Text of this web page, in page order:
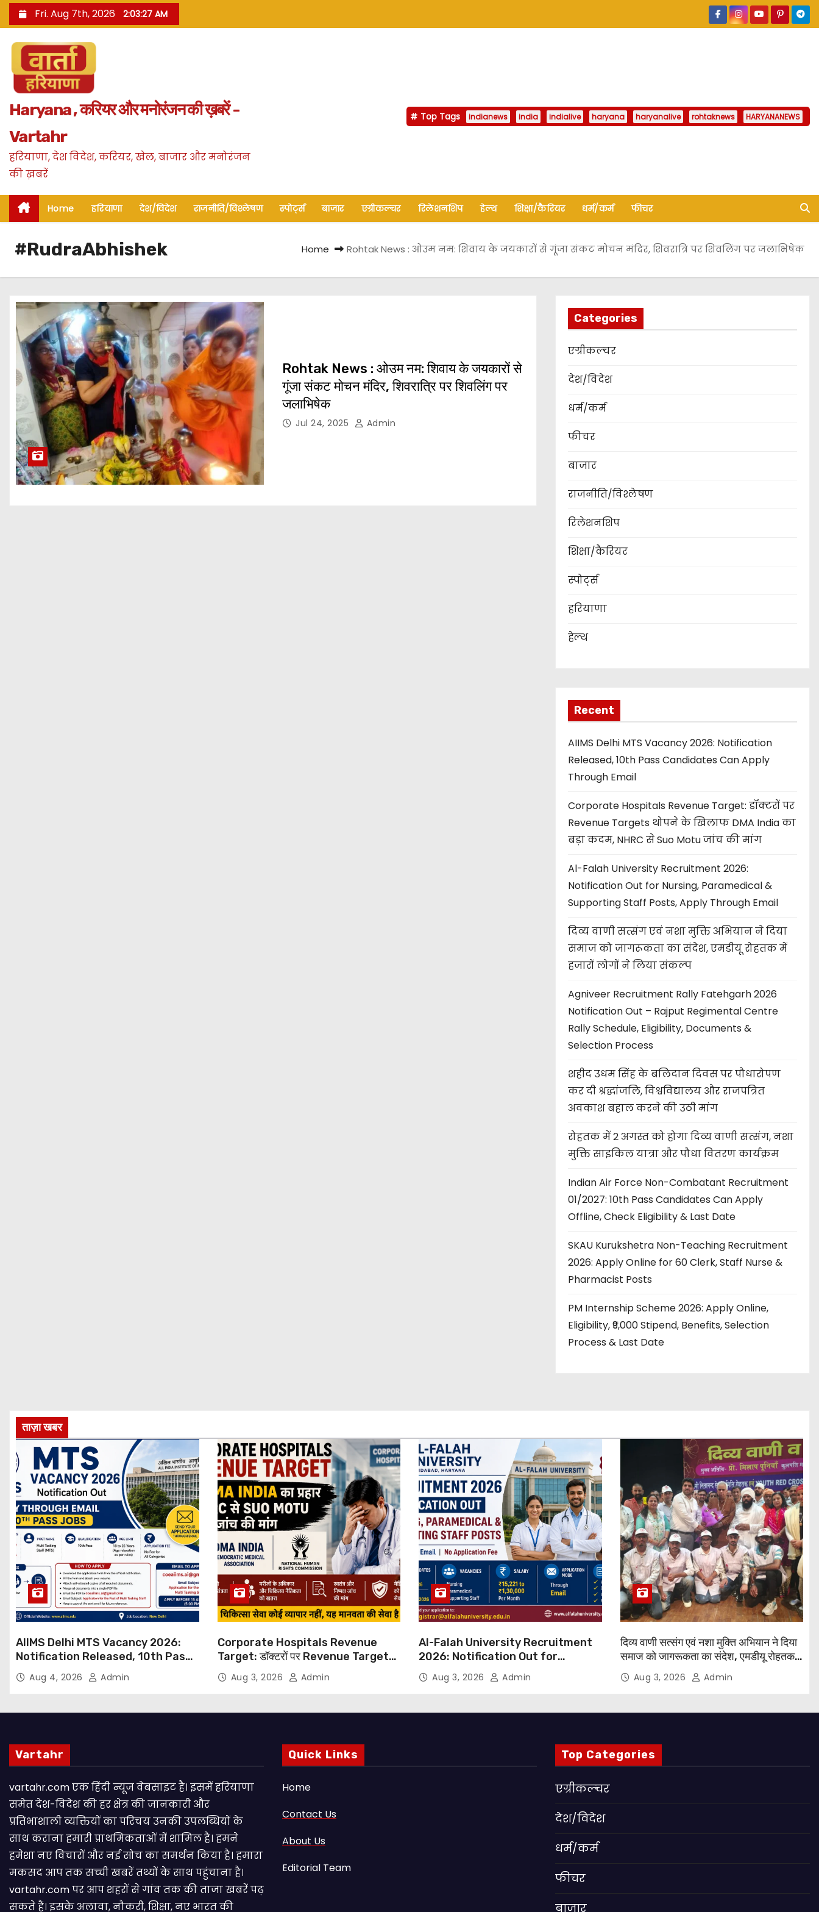
k
n
Fri. Aug 7th, 2026 2:03:28 AM
Haryana , करियर और मनोरंजन की ख़बरें -
Vartahr
हरियाणा, देश विदेश, करियर, खेल, बाजार और मनोरंजन
की ख़बरें
Top Tags indianews india indialive haryana haryanalive rohtaknews HARYANANEWS
Home हरियाणा देश/विदेश राजनीति/विश्लेषण स्पोर्ट्स बाजार एग्रीकल्चर रिलेशनशिप हेल्थ शिक्षा/कैरियर धर्म/कर्म फीचर
#RudraAbhishek Home Rohtak News : ओउम नम: शिवाय के जयकारों से गूंजा संकट मोचन मंदिर, शिवरात्रि पर शिवलिंग पर जलाभिषेक
Rohtak News : ओउम नम: शिवाय के जयकारों से
गूंजा संकट मोचन मंदिर, शिवरात्रि पर शिवलिंग पर
जलाभिषेक
Jul 24, 2025 Admin
Categories
एग्रीकल्चर
देश/विदेश
धर्म/कर्म
फीचर
बाजार
राजनीति/विश्लेषण
रिलेशनशिप
शिक्षा/कैरियर
स्पोर्ट्स
हरियाणा
हेल्थ
Recent
AIIMS Delhi MTS Vacancy 2026: Notification
Released, 10th Pass Candidates Can Apply
Through Email
Corporate Hospitals Revenue Target: डॉक्टरों पर
Revenue Targets थोपने के खिलाफ DMA India का
बड़ा कदम, NHRC से Suo Motu जांच की मांग
Al-Falah University Recruitment 2026:
Notification Out for Nursing, Paramedical &
Supporting Staff Posts, Apply Through Email
दिव्य वाणी सत्संग एवं नशा मुक्ति अभियान ने दिया
समाज को जागरूकता का संदेश, एमडीयू रोहतक में
हजारों लोगों ने लिया संकल्प
Agniveer Recruitment Rally Fatehgarh 2026
Notification Out – Rajput Regimental Centre
Rally Schedule, Eligibility, Documents &
Selection Process
शहीद उधम सिंह के बलिदान दिवस पर पौधारोपण
कर दी श्रद्धांजलि, विश्वविद्यालय और राजपत्रित
अवकाश बहाल करने की उठी मांग
रोहतक में 2 अगस्त को होगा दिव्य वाणी सत्संग, नशा
मुक्ति साइकिल यात्रा और पौधा वितरण कार्यक्रम
Indian Air Force Non-Combatant Recruitment
01/2027: 10th Pass Candidates Can Apply
Offline, Check Eligibility & Last Date
SKAU Kurukshetra Non-Teaching Recruitment
2026: Apply Online for 60 Clerk, Staff Nurse &
Pharmacist Posts
PM Internship Scheme 2026: Apply Online,
Eligibility, ₹9,000 Stipend, Benefits, Selection
Process & Last Date
ताज़ा खबर
AIIMS Delhi MTS Vacancy 2026:
Notification Released, 10th Pass
Candidates Can Apply Through
Email
Aug 4, 2026 Admin
Corporate Hospitals Revenue
Target: डॉक्टरों पर Revenue Targets
थोपने के खिलाफ DMA India का बड़ा कदम,
NHRC से Suo Motu जांच की मांग
Aug 3, 2026 Admin
Al-Falah University Recruitment
2026: Notification Out for
Nursing, Paramedical &
Supporting Staff Posts, Apply
Aug 3, 2026 Admin
दिव्य वाणी सत्संग एवं नशा मुक्ति अभियान ने दिया
समाज को जागरूकता का संदेश, एमडीयू रोहतक में
हजारों लोगों ने लिया संकल्प
Aug 3, 2026 Admin
Vartahr
vartahr.com एक हिंदी न्यूज वेबसाइट है। इसमें हरियाणा
समेत देश-विदेश की हर क्षेत्र की जानकारी और
प्रतिभाशाली व्यक्तियों का परिचय उनकी उपलब्धियों के
साथ कराना हमारी प्राथमिकताओं में शामिल है। हमने
हमेशा नए विचारों और नई सोच का समर्थन किया है। हमारा
मकसद आप तक सच्ची खबरें तथ्यों के साथ पहुंचाना है।
vartahr.com पर आप शहरों से गांव तक की ताजा खबरें पढ़
सकते हैं। इसके अलावा, नौकरी, शिक्षा, नए भारत की
Quick Links
Home
Contact Us
About Us
Editorial Team
Top Categories
एग्रीकल्चर
देश/विदेश
धर्म/कर्म
फीचर
बाजार